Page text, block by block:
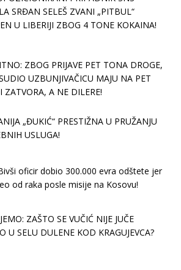
SRĐAN SELEŠ ZVANI „PITBUL“
U LIBERIJI ZBOG 4 TONE KOKAINA!
ZBOG PRIJAVE PET TONA DROGE,
UZBUNJIVAČICU MAJU NA PET
ZATVORA, A NE DILERE!
„ĐUKIĆ“ PRESTIŽNA U PRUŽANJU
USLUGA!
oficir dobio 300.000 evra odštete jer
od raka posle misije na Kosovu!
ZAŠTO SE VUČIĆ NIJE JUČE
U SELU DULENE KOD KRAGUJEVCA?